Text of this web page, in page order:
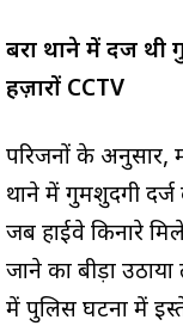
बर्रा थाने में दर्ज
हज़ारों CCTV
परिजनों के अनुसार,
थाने में गुमशुदगी
जब हाईवे किनारे
जाने का बीड़ा
में पुलिस घटना में